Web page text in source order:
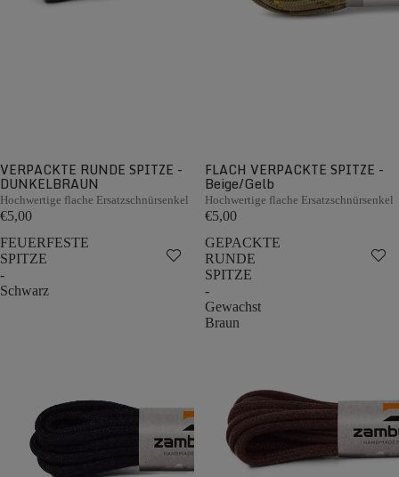
VERPACKTE RUNDE SPITZE -
DUNKELBRAUN
Hochwertige flache Ersatzschnürsenkel
€5,00
FLACH VERPACKTE SPITZE -
Beige/Gelb
Hochwertige flache Ersatzschnürsenkel
€5,00
FEUERFESTE
SPITZE
-
Schwarz
GEPACKTE
RUNDE
SPITZE
-
Gewachst
Braun